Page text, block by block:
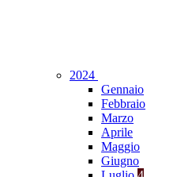
2024
Gennaio
Febbraio
Marzo
Aprile
Maggio
Giugno